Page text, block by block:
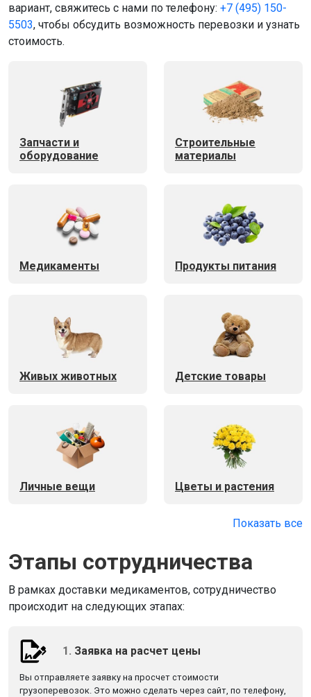
вариант, свяжитесь с нами по телефону: +7 (495) 150-
5503, чтобы обсудить возможность перевозки и узнать
стоимость.
Запчасти и
оборудование
Строительные
материалы
Медикаменты Продукты питания
Живых животных Детские товары
Личные вещи Цветы и растения
Показать все
Этапы сотрудничества
В рамках доставки медикаментов, сотрудничество
происходит на следующих этапах:
1. Заявка на расчет цены
Вы отправляете заявку на просчет стоимости
грузоперевозок. Это можно сделать через сайт, по телефону,